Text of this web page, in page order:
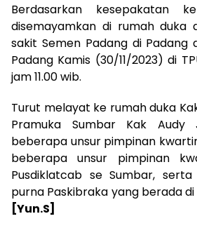
Berdasarkan kesepakatan
disemayamkan di rumah duka
sakit Semen Padang di Padang
Padang Kamis (30/11/2023) di
jam 11.00 wib.
Turut melayat ke rumah duka
Pramuka Sumbar Kak Audy
beberapa unsur pimpinan
beberapa unsur pimpinan
Pusdiklatcab se Sumbar,
purna Paskibraka yang berada
[Yun.S]